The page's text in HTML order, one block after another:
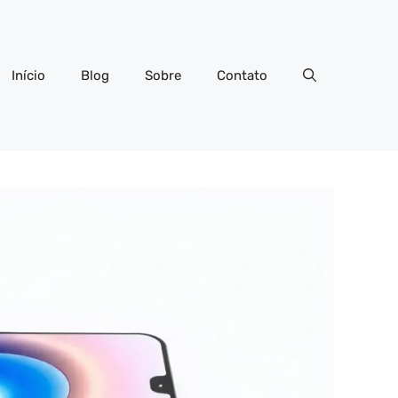
Início Blog Sobre Contato